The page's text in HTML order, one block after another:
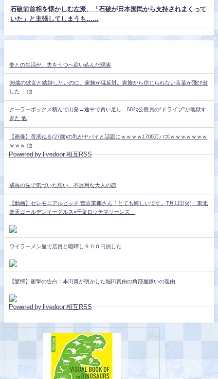
石破前首相を懐かしむ左派、「石破が日本国民から支持されまくって
いた」と主張してしまうも……
妻との生活が、夫をうつへ追い込んだ現実
36歳の彼女と結婚したいのに、家族が猛反対。家族から信じられない言葉が飛び出
した… 他
クーラーボックス積んで出発→途中で買い足し…50代公務員の“ドライブ”が地獄す
ぎた 他
【画像】長濱ねる(27歳)の乳がヤバイと話題にｗｗｗｗ1700万バズｗｗｗｗｗｗｗ
ｗｗｗ 他
Powered by livedoor 相互RSS
成長の先で気づいた想い、不器用な大人の恋
【動画】セレモニアルピッチ 菅原茉椰さん「とても悔しいです」7月1日(火)「東北
楽天ゴールデンイーグルス×千葉ロッテマリーンズ」
ワイラーメン屋で店員と喧嘩し９００円損した
【驚愕】衝撃の告白！本田翼が明かした堀田真由の角部屋嫌いの理由
Powered by livedoor 相互RSS